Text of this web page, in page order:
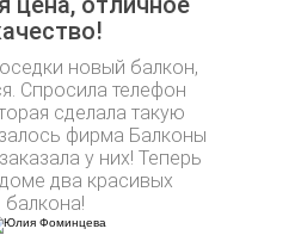
новый балкон,
Спросила телефон
сделала такую
фирма Балконы
у них! Теперь
два красивых
балкона!